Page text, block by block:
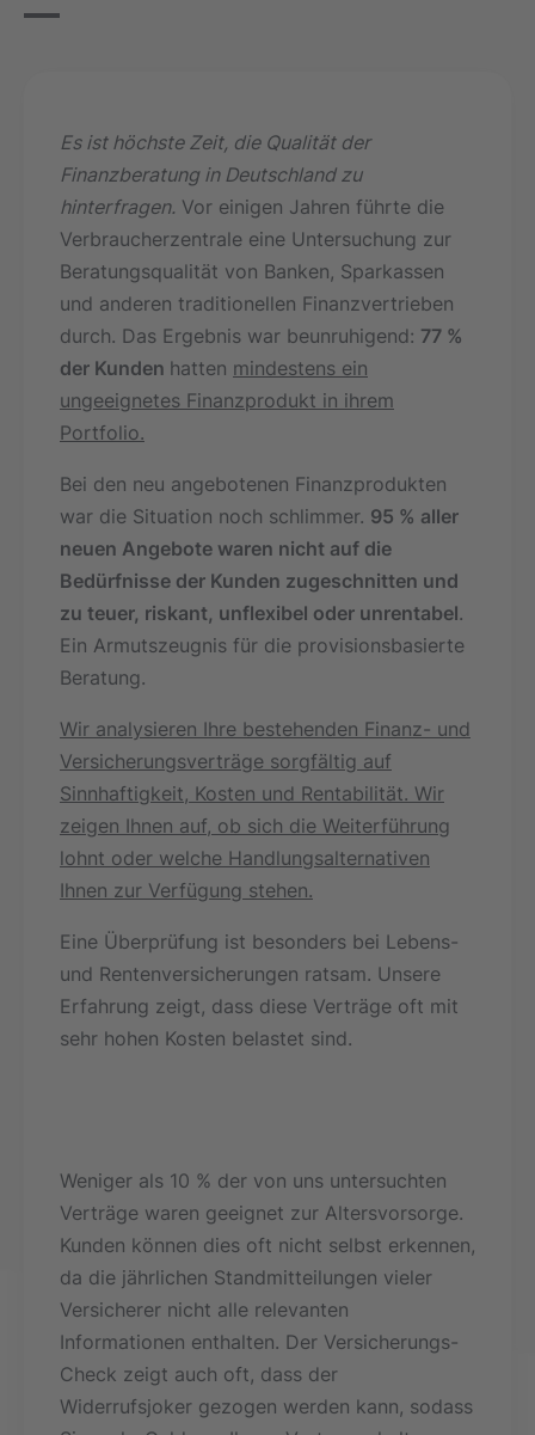
Es ist höchste Zeit, die Qualität der
Finanzberatung in Deutschland zu
hinterfragen. Vor einigen Jahren führte die
Verbraucherzentrale eine Untersuchung zur
Beratungsqualität von Banken, Sparkassen
und anderen traditionellen Finanzvertrieben
durch. Das Ergebnis war beunruhigend: 77 %
der Kunden hatten mindestens ein
ungeeignetes Finanzprodukt in ihrem
Portfolio.
Bei den neu angebotenen Finanzprodukten
war die Situation noch schlimmer. 95 % aller
neuen Angebote waren nicht auf die
Bedürfnisse der Kunden zugeschnitten und
zu teuer, riskant, unflexibel oder unrentabel.
Ein Armutszeugnis für die provisionsbasierte
Beratung.
Wir analysieren Ihre bestehenden Finanz- und
Versicherungsverträge sorgfältig auf
Sinnhaftigkeit, Kosten und Rentabilität. Wir
zeigen Ihnen auf, ob sich die Weiterführung
lohnt oder welche Handlungsalternativen
Ihnen zur Verfügung stehen.
Eine Überprüfung ist besonders bei Lebens-
und Rentenversicherungen ratsam. Unsere
Erfahrung zeigt, dass diese Verträge oft mit
sehr hohen Kosten belastet sind.
Weniger als 10 % der von uns untersuchten
Verträge waren geeignet zur Altersvorsorge.
Kunden können dies oft nicht selbst erkennen,
da die jährlichen Standmitteilungen vieler
Versicherer nicht alle relevanten
Informationen enthalten. Der Versicherungs-
Check zeigt auch oft, dass der
Widerrufsjoker gezogen werden kann, sodass